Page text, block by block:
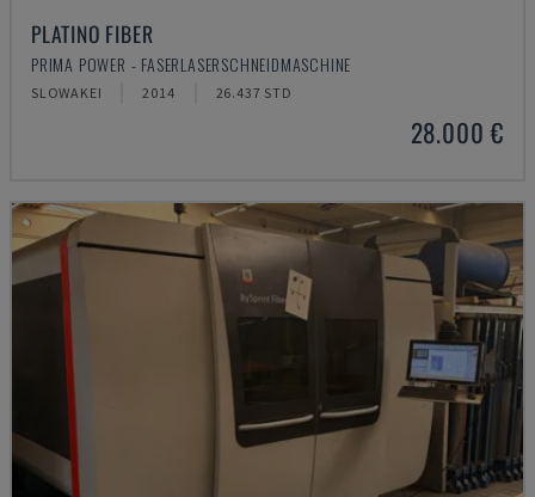
PLATINO FIBER
PRIMA POWER - FASERLASERSCHNEIDMASCHINE
SLOWAKEI 2014 26.437 STD
28.000 €